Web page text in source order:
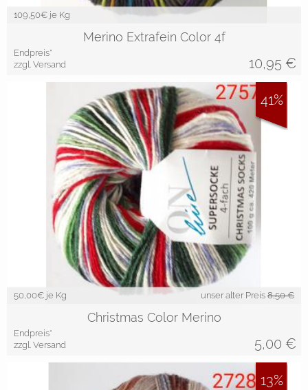
109,50€ je Kg
Merino Extrafein Color 4f
Endpreis*
zzgl. Versand
10,95 €
50,00€ je Kg unser alter Preis 8,50 €
Christmas Color Merino
Endpreis*
zzgl. Versand
5,00 €
41%
13%